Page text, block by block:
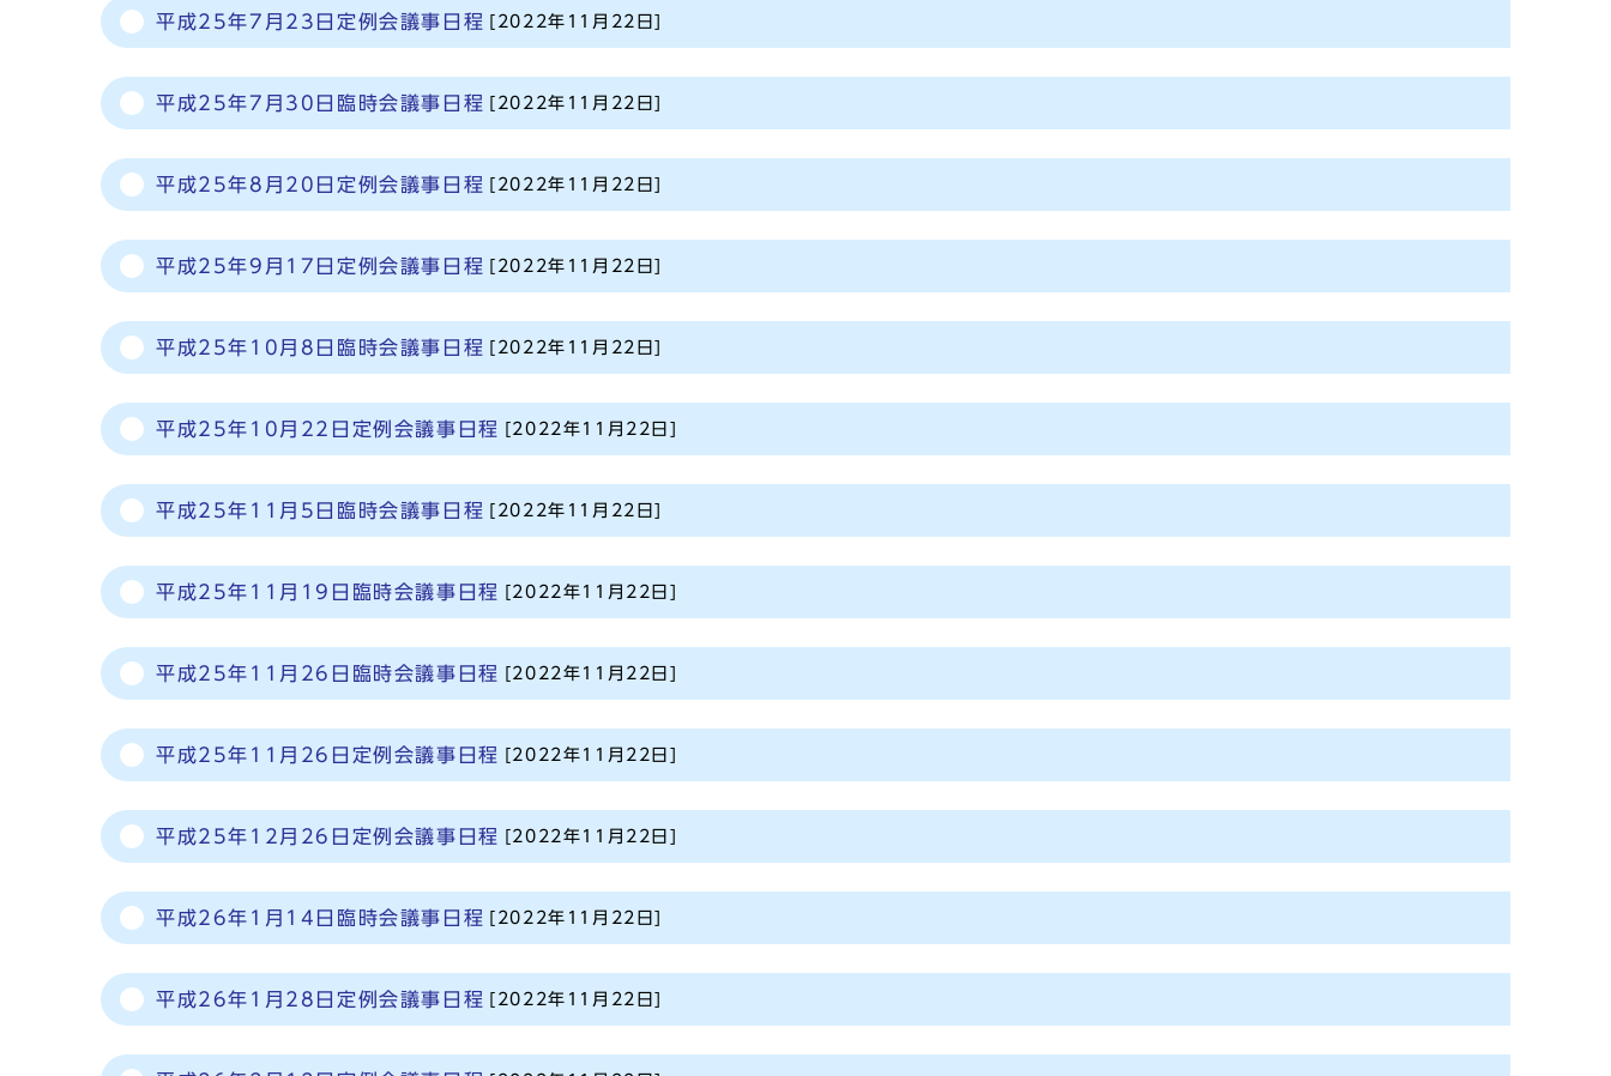
平成25年7月23日定例会議事日程 [2022年11月22日]
平成25年7月30日臨時会議事日程 [2022年11月22日]
平成25年8月20日定例会議事日程 [2022年11月22日]
平成25年9月17日定例会議事日程 [2022年11月22日]
平成25年10月8日臨時会議事日程 [2022年11月22日]
平成25年10月22日定例会議事日程 [2022年11月22日]
平成25年11月5日臨時会議事日程 [2022年11月22日]
平成25年11月19日臨時会議事日程 [2022年11月22日]
平成25年11月26日臨時会議事日程 [2022年11月22日]
平成25年11月26日定例会議事日程 [2022年11月22日]
平成25年12月26日定例会議事日程 [2022年11月22日]
平成26年1月14日臨時会議事日程 [2022年11月22日]
平成26年1月28日定例会議事日程 [2022年11月22日]